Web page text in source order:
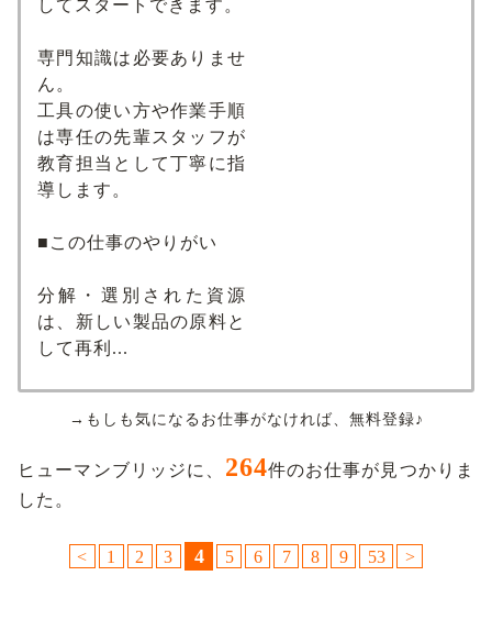
してスタートできます。
専門知識は必要ありませ
ん。
工具の使い方や作業手順
は専任の先輩スタッフが
教育担当として丁寧に指
導します。
■この仕事のやりがい
分解・選別された資源
は、新しい製品の原料と
して再利...
→もしも気になるお仕事がなければ、無料登録♪
ヒューマンブリッジに、 264件のお仕事が見つかりま
した。
< 1 2 3 4 5 6 7 8 9 53 >